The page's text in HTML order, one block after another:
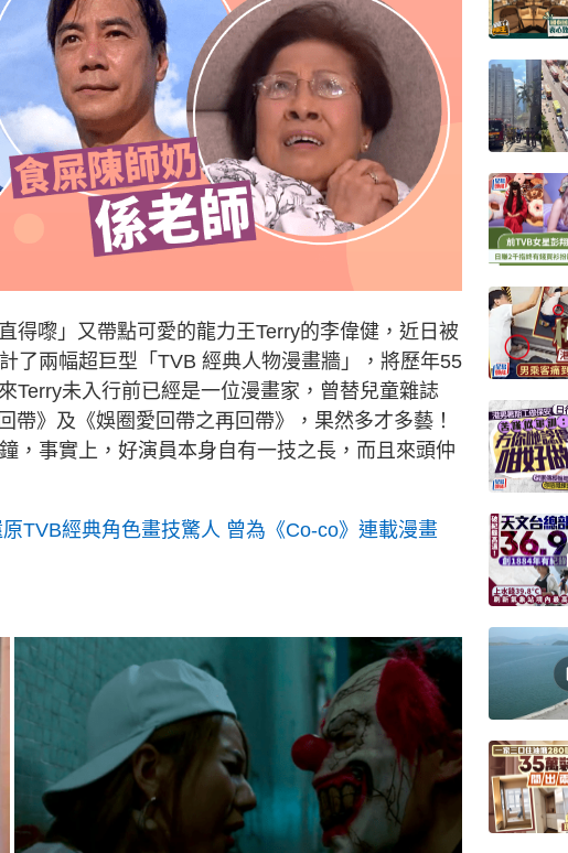
得嚟」又帶點可愛的龍力王Terry的李偉健，近日被
了兩幅超巨型「TVB 經典人物漫畫牆」，將歷年55
Terry未入行前已經是一位漫畫家，曾替兒童雜誌
帶》及《娛圈愛回帶之再回帶》，果然多才多藝！
，事實上，好演員本身自有一技之長，而且來頭仲
TVB經典角色畫技驚人 曾為《Co-co》連載漫畫